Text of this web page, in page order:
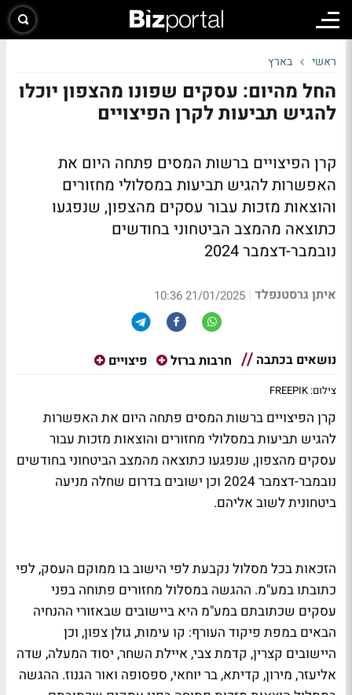
ראשי בארץ
החל מהיום: עסקים שפונו מהצפון יוכלו
להגיש תביעות לקרן הפיצויים
קרן הפיצויים ברשות המסים פתחה היום את
האפשרות להגיש תביעות במסלולי מחזורים
והוצאות מזכות עבור עסקים מהצפון, שנפגעו
כתוצאה מהמצב הביטחוני בחודשים
נובמבר-דצמבר 2024
איתן גרסטנפלד |
21/01/2025 10:36
נושאים בכתבה חרבות ברזל פיצויים
צילום: FREEPIK
קרן הפיצויים ברשות המסים פתחה היום את האפשרות
להגיש תביעות במסלולי מחזורים והוצאות מזכות עבור
עסקים מהצפון, שנפגעו כתוצאה מהמצב הביטחוני בחודשים
נובמבר-דצמבר 2024 וכן ישובים בדרום שחלה מניעה
ביטחונית לשוב אליהם.
הזכאות בכל מסלול נקבעת לפי הישוב בו ממוקם העסק, לפי
כתובתו במע"מ. ההגשה במסלול מחזורים פתוחה בפני
עסקים שכתובתם במע"מ היא ביישובים שבאזורי ההנחיה
הבאים במפת פיקוד העורף: קו עימות, גולן צפון, וכן
היישובים קצרין, קדמת צבי, איילת השחר, יסוד המעלה, שדה
אליעזר, מירון, קדיתא, בר יוחאי, ספסופה ואור הגנוז. ההגשה